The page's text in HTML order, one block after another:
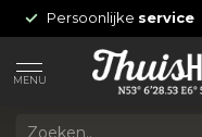
Persoonlijke service
MENU